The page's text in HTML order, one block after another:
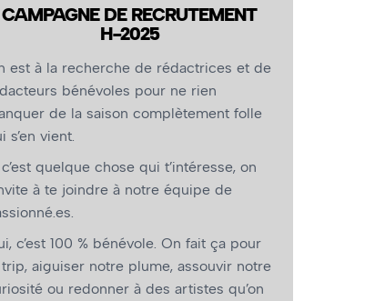
CAMPAGNE DE RECRUTEMENT
H-2025
est à la recherche de rédactrices et de
bénévoles pour ne rien
de la saison complètement folle
s’en vient.
c’est quelque chose qui t’intéresse, on
à te joindre à notre équipe de
c’est 100 % bénévole. On fait ça pour
aiguiser notre plume, assouvir notre
ou redonner à des artistes qu’on